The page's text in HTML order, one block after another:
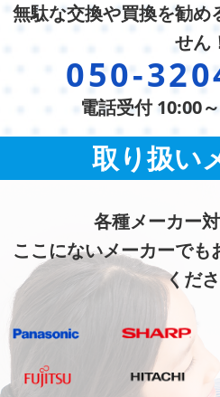
無駄な交換や買換を勧め
せん
050-
電話受付 10:00
取り扱い
各種メーカー
ここにないメーカーで
くだ